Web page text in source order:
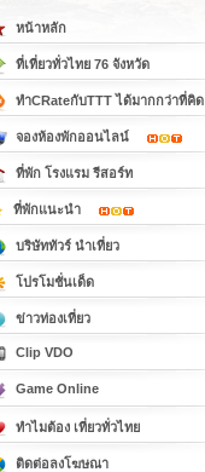
หน้าหลัก
ที่เที่ยวทั่วไทย 76 จังหวัด
ทำCRateกับTTT ได้มากกว่าที่คิด
จองห้องพักออนไลน์
ที่พัก โรงแรม รีสอร์ท
ที่พักแนะนำ
บริษัททัวร์ นำเที่ยว
โปรโมชั่นเด็ด
ข่าวท่องเที่ยว
Clip VDO
Game Online
ทำไมต้อง เที่ยวทั่วไทย
ติดต่อลงโฆษณา